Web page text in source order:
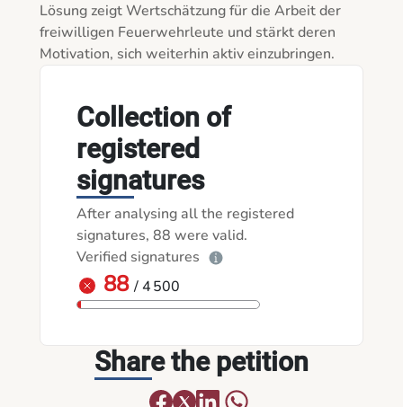
Lösung zeigt Wertschätzung für die Arbeit der
freiwilligen Feuerwehrleute und stärkt deren
Motivation, sich weiterhin aktiv einzubringen.
Collection of
registered
signatures
After analysing all the registered
signatures, 88 were valid.
Verified signatures
88 / 4 500
Share the petition